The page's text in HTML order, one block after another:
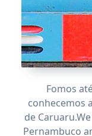
Fomos
conhecemos
de Caruaru.
Pernambuco